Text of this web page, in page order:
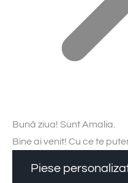
Bună ziua! Sunt Amalia.
Bine ai venit! Cu ce te
Piese